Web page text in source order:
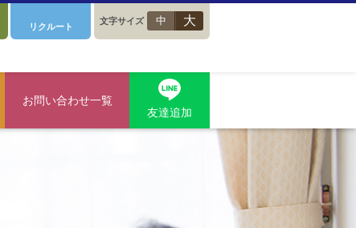
文字サイズ 中 大
お問い合わせ一覧
友達追加
リクルート